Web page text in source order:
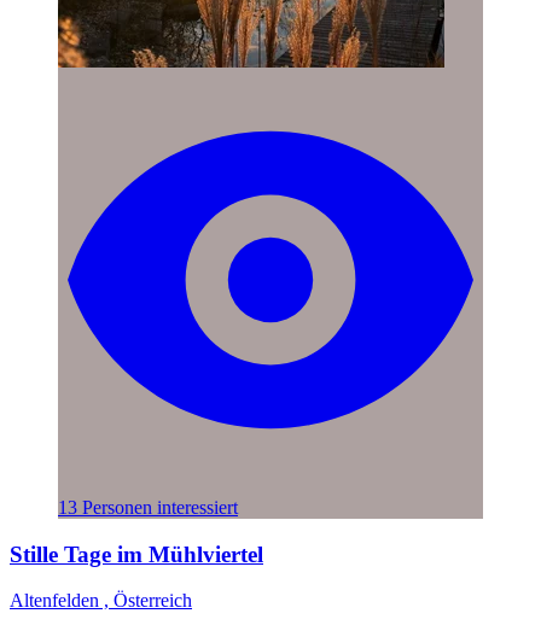
13 Personen interessiert
Stille Tage im Mühlviertel
Altenfelden , Österreich